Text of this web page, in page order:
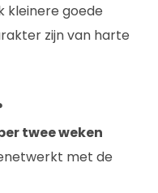
kleinere goede
zijn van harte
twee weken
met de